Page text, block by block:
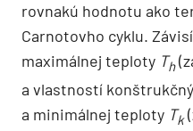
rovnakú hodnotu ako
Carnotovho cyklu.
maximálnej teploty Th
a vlastností
a minimálnej teploty Tk